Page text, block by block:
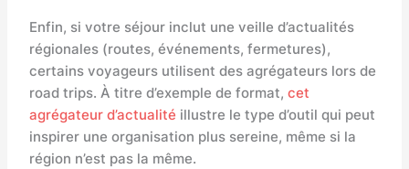
Enfin, si votre séjour inclut une veille d’actualités
régionales (routes, événements, fermetures),
certains voyageurs utilisent des agrégateurs lors de
road trips. À titre d’exemple de format, cet
agrégateur d’actualité illustre le type d’outil qui peut
inspirer une organisation plus sereine, même si la
région n’est pas la même.